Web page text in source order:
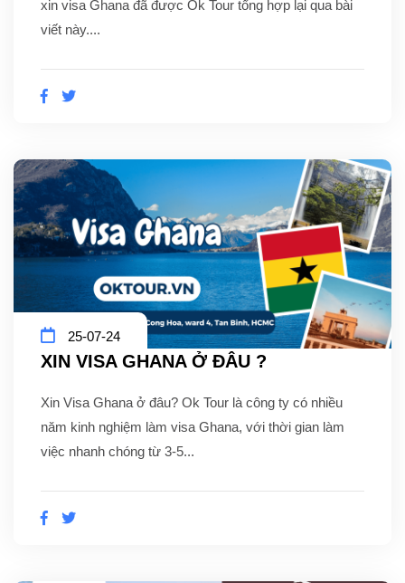
xin visa Ghana đã được Ok Tour tổng hợp lại qua bài
viết này....
25-07-24
XIN VISA GHANA Ở ĐÂU ?
Xin Visa Ghana ở đâu? Ok Tour là công ty có nhiều
năm kinh nghiệm làm visa Ghana, với thời gian làm
việc nhanh chóng từ 3-5...